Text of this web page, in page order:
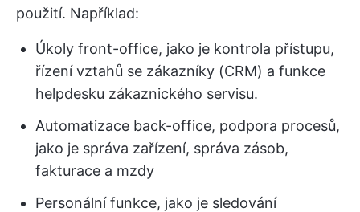
použití. Například:
Úkoly front-office, jako je kontrola přístupu,
řízení vztahů se zákazníky (CRM) a funkce
helpdesku zákaznického servisu.
Automatizace back-office, podpora procesů,
jako je správa zařízení, správa zásob,
fakturace a mzdy
Personální funkce, jako je sledování